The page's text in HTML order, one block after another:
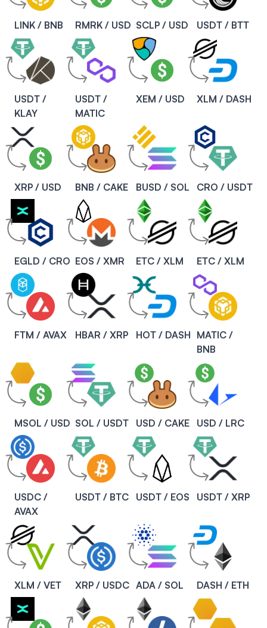
LINK / BNB RMRK / USD SCLP / USD USDT / BTT
USDT /
KLAY
USDT /
MATIC
XEM / USD XLM / DASH
XRP / USD BNB / CAKE BUSD / SOL CRO / USDT
EGLD / CRO EOS / XMR ETC / XLM ETC / XLM
FTM / AVAX HBAR / XRP HOT / DASH MATIC /
BNB
MSOL / USD SOL / USDT USD / CAKE USD / LRC
USDC /
AVAX
USDT / BTC USDT / EOS USDT / XRP
XLM / VET XRP / USDC ADA / SOL DASH / ETH